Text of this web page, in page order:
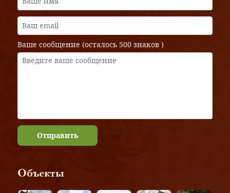
Ваше сообщение (осталось 500 знаков )
Отправить
Объекты